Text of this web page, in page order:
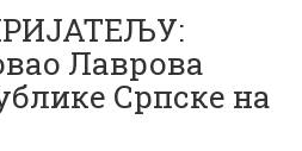
Лаврова
Српске на